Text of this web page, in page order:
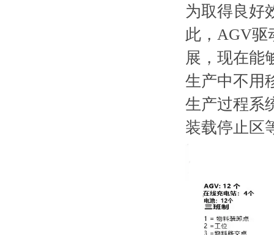
为取得良好
此，AGV驱
展，现在能
生产中不用
生产过程系
装载停止区